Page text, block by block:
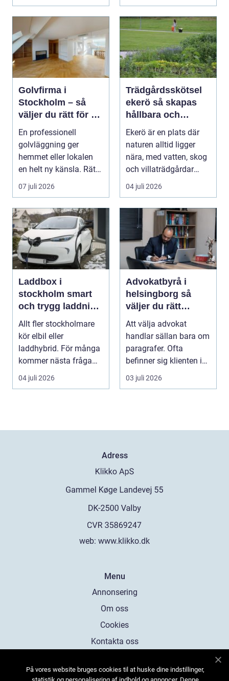
Golvfirma i
Stockholm – så
väljer du rätt för ett
hållbart golv
En professionell
golvläggning ger
hemmet eller lokalen
en helt ny känsla. Rätt
materi...
07 juli 2026
Trädgårdsskötsel
ekerö så skapas
hållbara och
vackra utemiljöer
året runt
Ekerö är en plats där
naturen alltid ligger
nära, med vatten, skog
och villaträdgårdar
som ramar in ...
04 juli 2026
Laddbox i
stockholm smart
och trygg laddning
hemma och på
jobbet
Allt fler stockholmare
kör elbil eller
laddhybrid. För många
kommer nästa fråga
direkt: hur laddar m...
04 juli 2026
Advokatbyrå i
helsingborg så
väljer du rätt
juridiskt stöd
Att välja advokat
handlar sällan bara om
paragrafer. Ofta
befinner sig klienten i
en utsatt situatio...
03 juli 2026
Adress
web: www.klikko.dk
Menu
Annonsering
Om oss
Cookies
Kontakta oss
På vores website bruges cookies til at huske dine indstillinger,